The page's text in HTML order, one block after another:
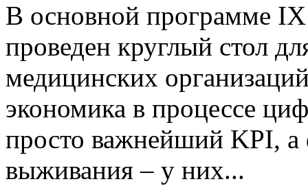
В основной программе
проведен круглый стол
медицинских
экономика в процессе
просто важнейший KPI, а
выживания – у них...